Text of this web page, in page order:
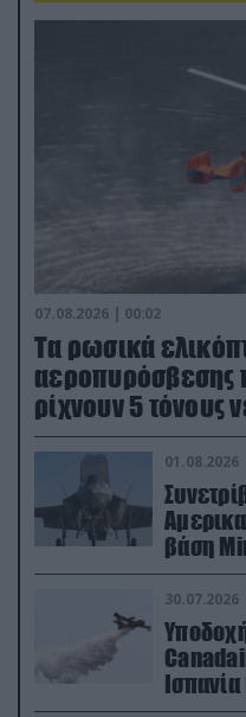
07.08.2026 | 00:02
Τα ρωσικά
αεροπυρόσβεσης
ρίχνουν 5
01.08.2026
βάση
30.07.2026